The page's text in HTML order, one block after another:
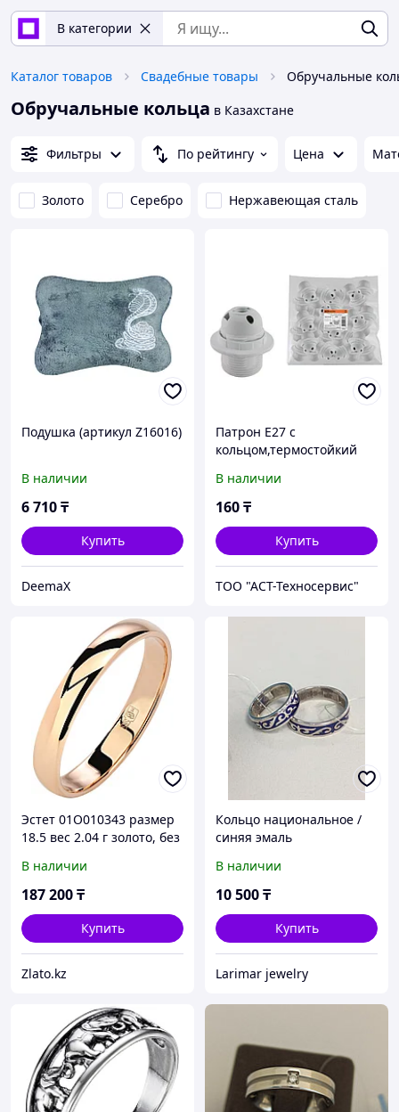
В категории
Каталог товаров Свадебные товары Обручальные
Обручальные кольца в Казахстане
Фильтры По рейтингу Цена
Золото Серебро Нержавеющая сталь
Подушка (артикул Z16016)
В наличии
6 710₸
Купить
DeemaX
Патрон Е27 с
кольцом,термостойкий
В наличии
160₸
Купить
ТОО "АСТ-Техносервис"
Эстет 01О010343 размер
18.5 вес 2.04 г золото, без
В наличии
187 200₸
Купить
Zlato.kz
Кольцо национальное /
синяя эмаль
В наличии
10 500₸
Купить
Larimar jewelry